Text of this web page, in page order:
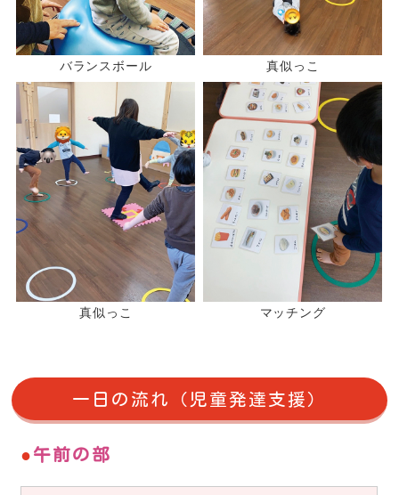
バランスボール 真似っこ
真似っこ マッチング
一日の流れ（児童発達支援）
午前の部